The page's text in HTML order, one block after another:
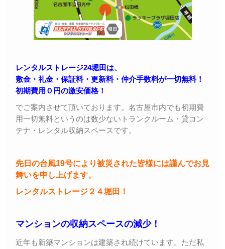
レンタルストレージ24堀田は、
敷金・礼金・保証料・更新料・仲介手数料が一切無料！
初期費用０円の激安価格！
でご案内させて頂いております。名古屋市内でも初期費
用一切無料というのは数少ないトランクルーム・貸コン
テナ・レンタル収納スペースです。
先日の台風19号により被災された皆様には謹んでお見
舞いを申し上げます。
レンタルストレージ２４堀田！
マンションの収納スペースの減少！
近年も新築マンションは建築され続けています。ただ私